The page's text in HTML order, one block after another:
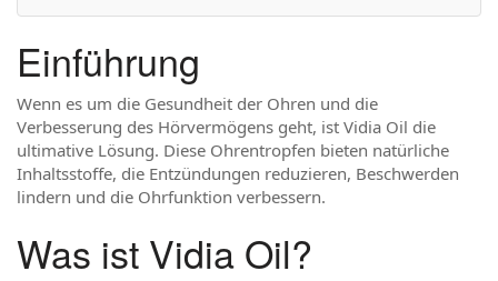
Einführung
Wenn es um die Gesundheit der Ohren und die
Verbesserung des Hörvermögens geht, ist Vidia Oil die
ultimative Lösung. Diese Ohrentropfen bieten natürliche
Inhaltsstoffe, die Entzündungen reduzieren, Beschwerden
lindern und die Ohrfunktion verbessern.
Was ist Vidia Oil?